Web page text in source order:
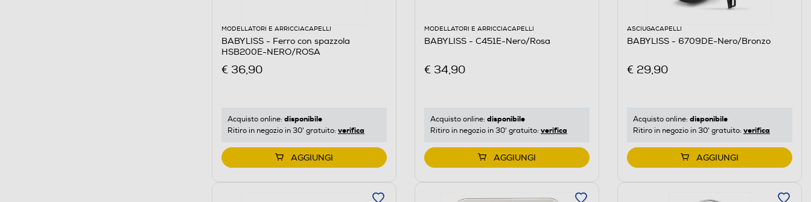
MODELLATORI E ARRICCIACAPELLI
BABYLISS - Ferro con spazzola
HSB200E-NERO/ROSA
€ 36,90
Acquisto online: disponibile
Ritiro in negozio in 30' gratuito: verifica
AGGIUNGI
MODELLATORI E ARRICCIACAPELLI
BABYLISS - C451E-Nero/Rosa
€ 34,90
Acquisto online: disponibile
Ritiro in negozio in 30' gratuito: verifica
AGGIUNGI
ASCIUGACAPELLI
BABYLISS - 6709DE-Nero/Bronzo
€ 29,90
Acquisto online: disponibile
Ritiro in negozio in 30' gratuito: verifica
AGGIUNGI